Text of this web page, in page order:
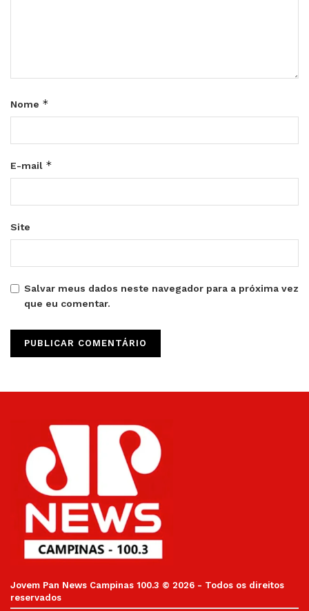
Nome *
E-mail *
Site
Salvar meus dados neste navegador para a próxima vez
que eu comentar.
Jovem Pan News Campinas 100.3 © 2026 - Todos os direitos
reservados